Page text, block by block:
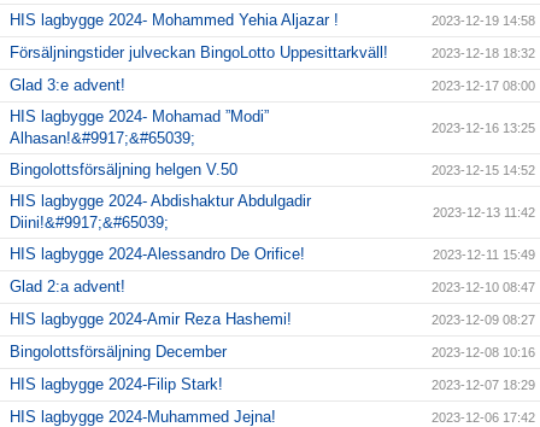
HIS lagbygge 2024- Mohammed Yehia Aljazar ! 2023-12-19 14:58
Försäljningstider julveckan BingoLotto Uppesittarkväll! 2023-12-18 18:32
Glad 3:e advent! 2023-12-17 08:00
HIS lagbygge 2024- Mohamad ”Modi”
Alhasan!&#9917;&#65039;
2023-12-16 13:25
Bingolottsförsäljning helgen V.50 2023-12-15 14:52
HIS lagbygge 2024- Abdishaktur Abdulgadir
Diini!&#9917;&#65039;
2023-12-13 11:42
HIS lagbygge 2024-Alessandro De Orifice! 2023-12-11 15:49
Glad 2:a advent! 2023-12-10 08:47
HIS lagbygge 2024-Amir Reza Hashemi! 2023-12-09 08:27
Bingolottsförsäljning December 2023-12-08 10:16
HIS lagbygge 2024-Filip Stark! 2023-12-07 18:29
HIS lagbygge 2024-Muhammed Jejna! 2023-12-06 17:42